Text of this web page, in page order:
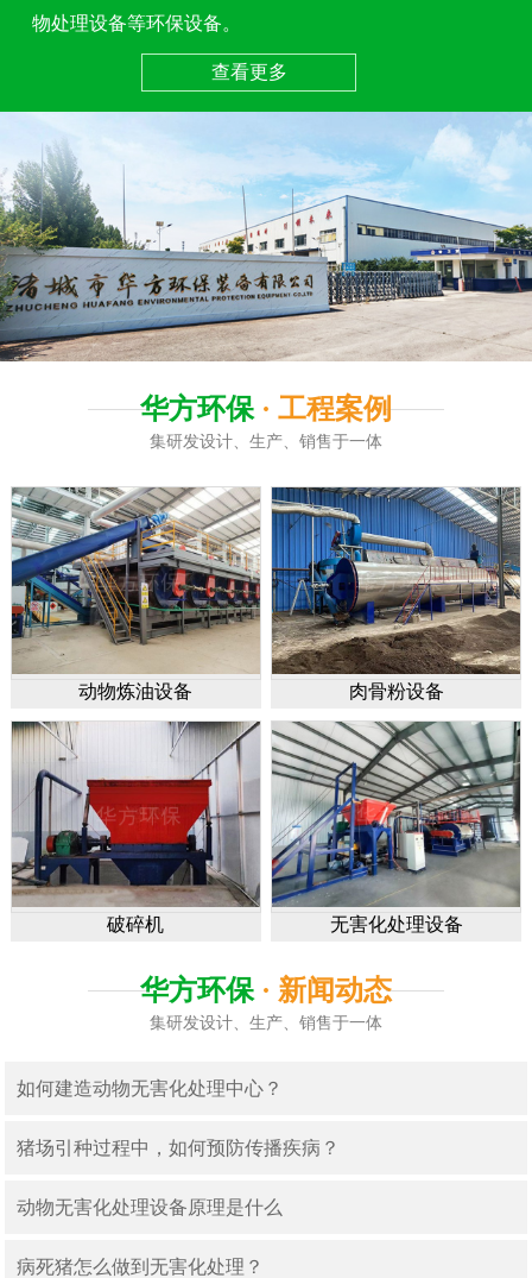
物处理设备等环保设备。
查看更多
华方环保· 工程案例
集研发设计、生产、销售于一体
动物炼油设备 肉骨粉设备
破碎机 无害化处理设备
华方环保· 新闻动态
集研发设计、生产、销售于一体
如何建造动物无害化处理中心？
猪场引种过程中，如何预防传播疾病？
动物无害化处理设备原理是什么
病死猪怎么做到无害化处理？